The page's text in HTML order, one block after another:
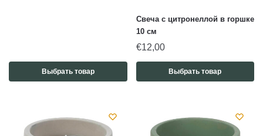
Выбрать товар
Свеча с цитронеллой в горшке
10 см
€12,00
Выбрать товар